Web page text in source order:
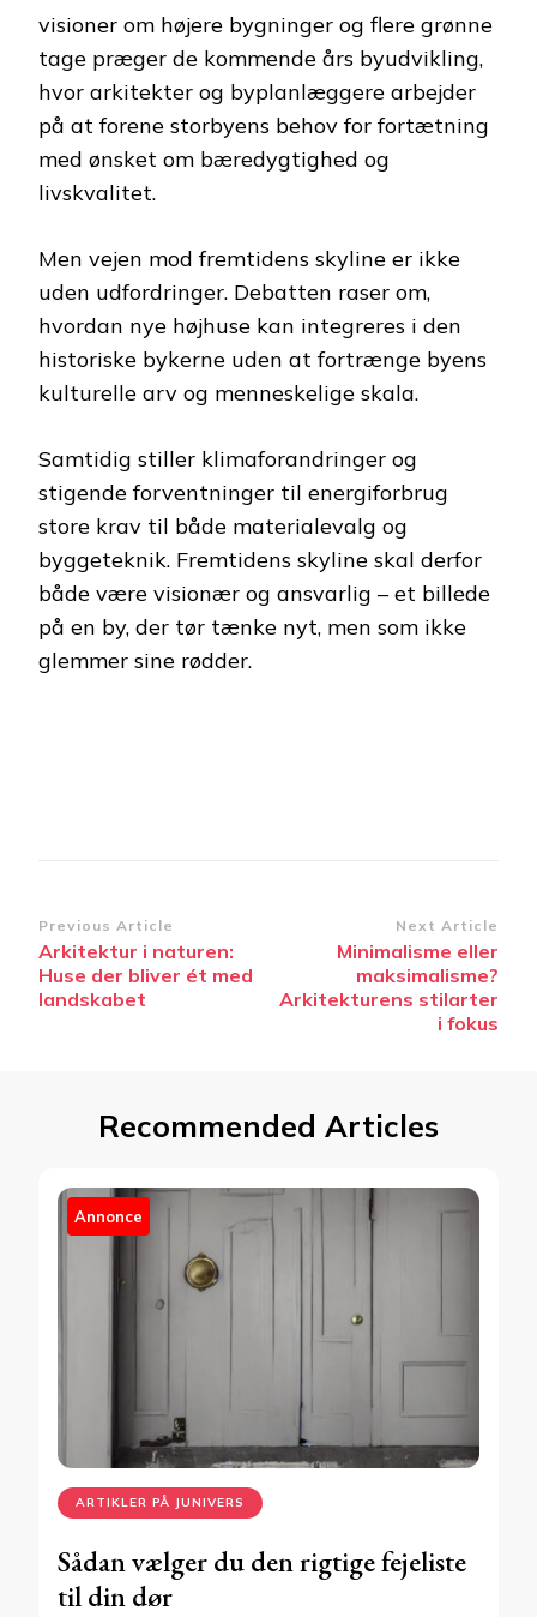
visioner om højere bygninger og flere grønne
tage præger de kommende års byudvikling,
hvor arkitekter og byplanlæggere arbejder
på at forene storbyens behov for fortætning
med ønsket om bæredygtighed og
livskvalitet.
Men vejen mod fremtidens skyline er ikke
uden udfordringer. Debatten raser om,
hvordan nye højhuse kan integreres i den
historiske bykerne uden at fortrænge byens
kulturelle arv og menneskelige skala.
Samtidig stiller klimaforandringer og
stigende forventninger til energiforbrug
store krav til både materialevalg og
byggeteknik. Fremtidens skyline skal derfor
både være visionær og ansvarlig – et billede
på en by, der tør tænke nyt, men som ikke
glemmer sine rødder.
Post
Navigation
Previous Article
Arkitektur i naturen:
Huse der bliver ét med
landskabet
Next Article
Minimalisme eller
maksimalisme?
Arkitekturens stilarter
i fokus
Recommended Articles
Annonce
ARTIKLER PÅ JUNIVERS
Sådan vælger du den rigtige fejeliste
til din dør